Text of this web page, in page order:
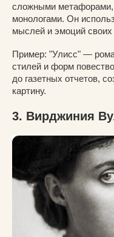
сложными
монологами. Он
мыслей и эмоций своих
Пример: "Улисс" —
стилей и форм
до газетных отчетов,
картину.
3. Вирджиния